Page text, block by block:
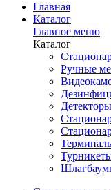
Главная
Каталог
Главное меню
Каталог
Ручные